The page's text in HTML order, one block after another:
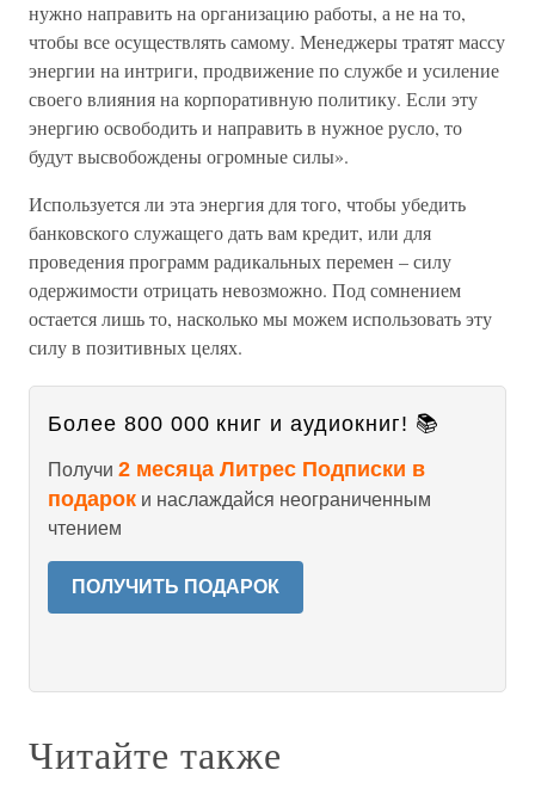
нужно направить на организацию работы, а не на то,
чтобы все осуществлять самому. Менеджеры тратят массу
энергии на интриги, продвижение по службе и усиление
своего влияния на корпоративную политику. Если эту
энергию освободить и направить в нужное русло, то
будут высвобождены огромные силы».
Используется ли эта энергия для того, чтобы убедить
банковского служащего дать вам кредит, или для
проведения программ радикальных перемен – силу
одержимости отрицать невозможно. Под сомнением
остается лишь то, насколько мы можем использовать эту
силу в позитивных целях.
Более 800 000 книг и аудиокниг! 📚
Получи 2 месяца Литрес Подписки в
подарок и наслаждайся неограниченным
чтением
ПОЛУЧИТЬ ПОДАРОК
Читайте также